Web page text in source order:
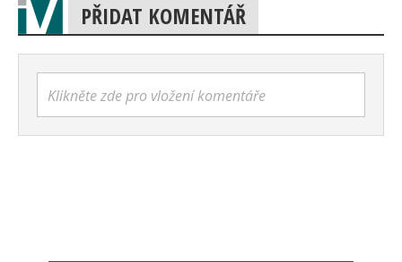
PŘIDAT KOMENTÁŘ
Klikněte zde pro vložení komentáře